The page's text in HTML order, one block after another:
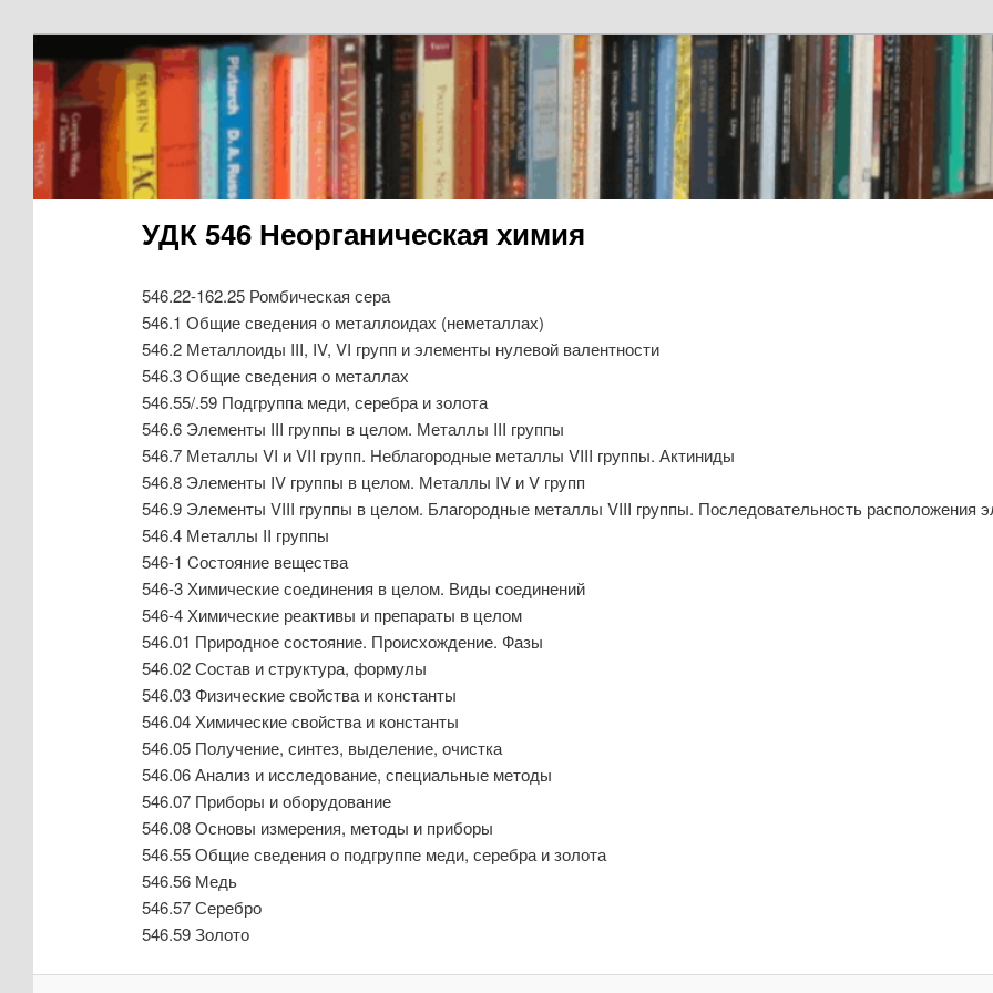
УДК 546 Неорганическая химия
546.22-162.25 Ромбическая сера
546.1 Общие сведения о металлоидах (неметаллах)
546.2 Металлоиды III, IV, VI групп и элементы нулевой валентности
546.3 Общие сведения о металлах
546.55/.59 Подгруппа меди, серебра и золота
546.6 Элементы III группы в целом. Металлы III группы
546.7 Металлы VI и VII групп. Неблагородные металлы VIII группы. Актиниды
546.8 Элементы IV группы в целом. Металлы IV и V групп
546.9 Элементы VIII группы в целом. Благородные металлы VIII группы. Последовательность расположения
546.4 Металлы II группы
546-1 Cостояние вещества
546-3 Химические соединения в целом. Виды соединений
546-4 Химические реактивы и препараты в целом
546.01 Природное состояние. Происхождение. Фазы
546.02 Состав и структура, формулы
546.03 Физические свойства и константы
546.04 Химические свойства и константы
546.05 Получение, синтез, выделение, очистка
546.06 Анализ и исследование, специальные методы
546.07 Приборы и оборудование
546.08 Основы измерения, методы и приборы
546.55 Общие сведения о подгруппе меди, серебра и золота
546.56 Медь
546.57 Серебро
546.59 Золото